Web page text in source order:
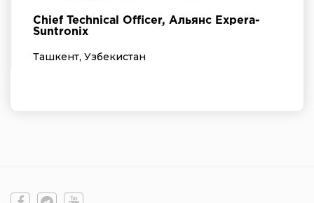
Chief Technical Officer, Альянс Expera-
Suntronix
Ташкент, Узбекистан